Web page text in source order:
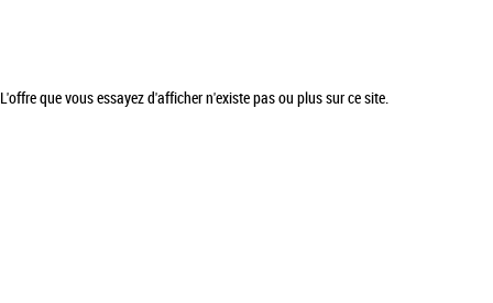
L'offre que vous essayez d'afficher n'existe pas ou plus sur ce site.